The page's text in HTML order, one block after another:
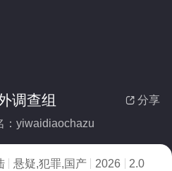
 分享
调查组
：yiwaidiaochazu
悬疑,犯罪,国产 2026
2.0